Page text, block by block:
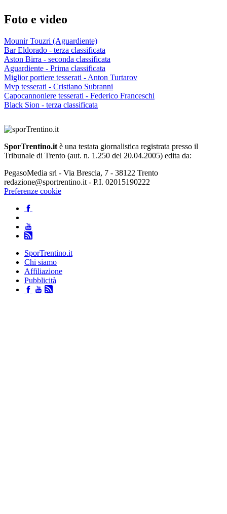
Foto e video
Mounir Touzri (Aguardiente)
Bar Eldorado - terza classificata
Aston Birra - seconda classificata
Aguardiente - Prima classificata
Miglior portiere tesserati - Anton Turtarov
Mvp tesserati - Cristiano Subranni
Capocannoniere tesserati - Federico Franceschi
Black Sion - terza classificata
SporTrentino.it è una testata giornalistica registrata presso il
Tribunale di Trento (aut. n. 1.250 del 20.04.2005) edita da:
PegasoMedia srl - Via Brescia, 7 - 38122 Trento
redazione@sportrentino.it - P.I. 02015190222
Preferenze cookie
SporTrentino.it
Chi siamo
Affiliazione
Pubblicità